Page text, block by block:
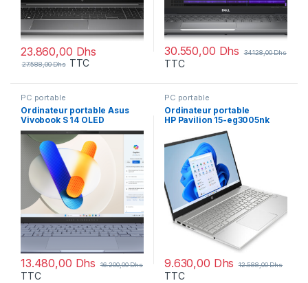
23.860,00 Dhs
27.588,00Dhs TTC
30.550,00 Dhs 34.128,00Dhs
TTC
PC portable
Ordinateur portable Asus
Vivobook S 14 OLED
S5406MA-QD055W
13.480,00 Dhs 16.200,00Dhs
TTC
PC portable
Ordinateur portable
HP Pavilion 15-eg3005nk
9.630,00 Dhs 12.588,00Dhs
TTC